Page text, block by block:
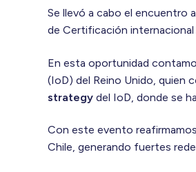
Se llevó a cabo el encuentro
de Certificación
En esta oportunidad
(IoD) del Reino Unido,
strategy del IoD, donde se
Con este evento
Chile, generando fuertes